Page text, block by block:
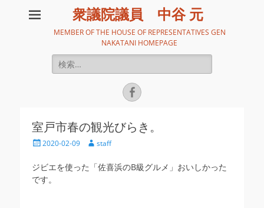
衆議院議員 中谷 元
MEMBER OF THE HOUSE OF REPRESENTATIVES GEN
NAKATANI HOMEPAGE
検
索:
Facebook
室戸市春の観光びらき。
投
日
2020-02-09
投 staff
ジビエを使った「佐喜浜のB級グルメ」おいしかった
です。